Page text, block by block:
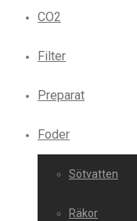
CO2
Filter
Preparat
Foder
Sötvatten
Räkor